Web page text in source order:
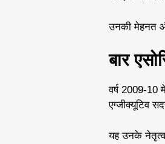
उनकी मेहनत
बार
वर्ष 2009-10
एग्जीक्यूटिव
यह उनके नेतृत्व